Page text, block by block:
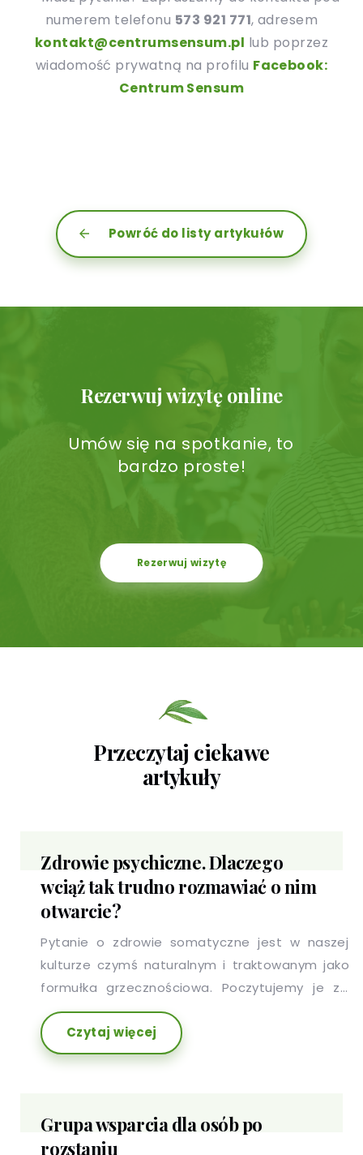
numerem telefonu 573 921 771, adresem
kontakt@centrumsensum.pl lub poprzez
wiadomość prywatną na profilu Facebook:
Centrum Sensum
Powróć do listy artykułów
Rezerwuj wizytę online
Umów się na spotkanie, to
bardzo proste!
Rezerwuj wizytę
Przeczytaj ciekawe
artykuły
Zdrowie psychiczne. Dlaczego
wciąż tak trudno rozmawiać o nim
otwarcie?
Pytanie o zdrowie somatyczne jest w naszej
kulturze czymś naturalnym i traktowanym jako
formułka grzecznościowa. Poczytujemy je za
rodzaj uprzejmości i odpowiadamy zwykle bez
oporów czy zażenowania. Inaczej jest w
przypadku zdrowia psychicznego.
Czytaj więcej
Grupa wsparcia dla osób po
rozstaniu